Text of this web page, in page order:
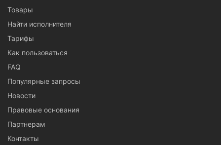
Товары
Найти исполнителя
Тарифы
Как пользоваться
FAQ
Популярные запросы
Новости
Правовые основания
Партнерам
Контакты